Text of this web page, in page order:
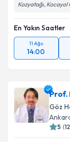
Kozyatağı, Kocayol
En Yakın Saatler
11 Ağu
14:00
Prof.
Göz
5 (